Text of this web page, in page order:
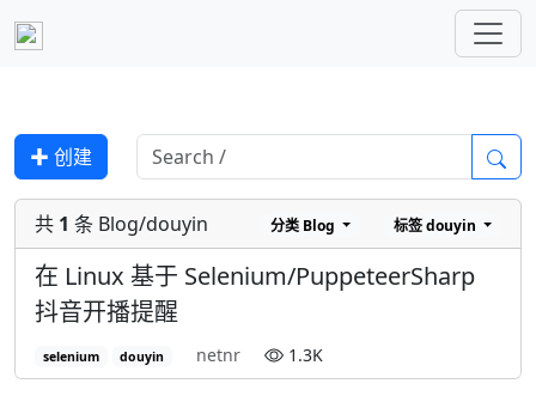
✚ 创建
共 1 条 Blog/douyin 分类 Blog 标签douyin
在 Linux 基于 Selenium/PuppeteerSharp
抖音开播提醒
selenium douyin netnr 1.3K